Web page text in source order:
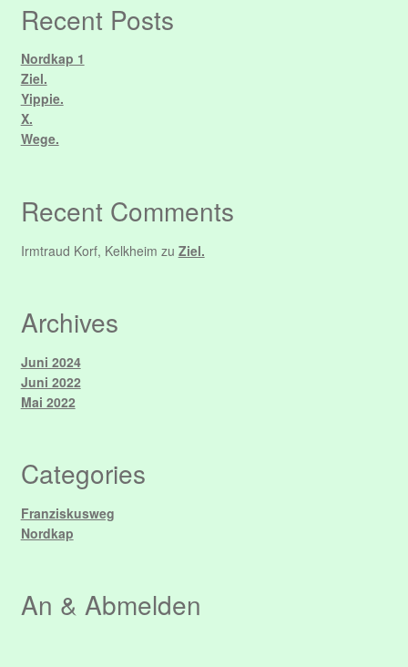
Recent Posts
Nordkap 1
Ziel.
Yippie.
X.
Wege.
Recent Comments
Irmtraud Korf, Kelkheim zu Ziel.
Archives
Juni 2024
Juni 2022
Mai 2022
Categories
Franziskusweg
Nordkap
An & Abmelden